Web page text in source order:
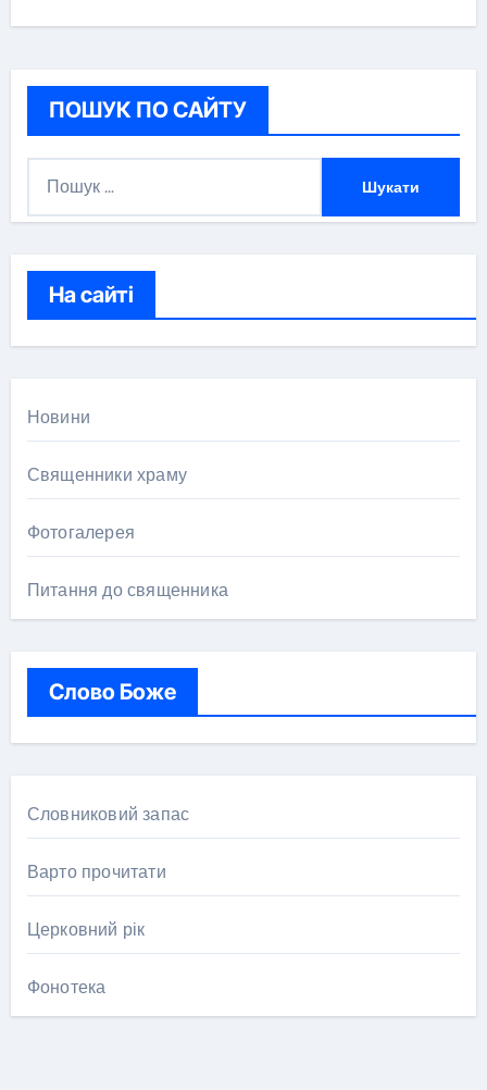
ПОШУК ПО САЙТУ
:
На сайті
Новини
Священники храму
Фотогалерея
Питання до священника
Слово Боже
Словниковий запас
Варто прочитати
Церковний рік
Фонотека